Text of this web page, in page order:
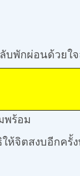
กผ่อนด้วยใจ
ธ
ร้อม
ตสงบอีกครั้ง